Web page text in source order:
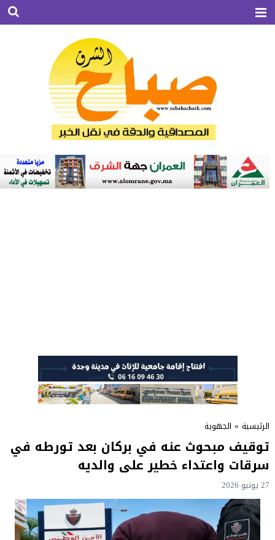
الرئيسية » الجهوية
توقيف مبحوث عنه في بركان بعد تورطه في
سرقات واعتداء خطير على والديه
27 يونيو 2026